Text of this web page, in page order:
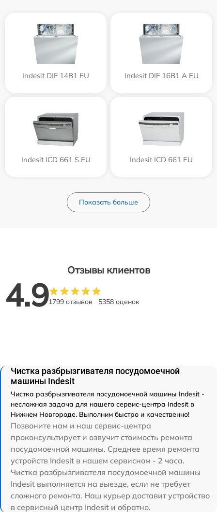
Indesit DIF 14B1 EU Indesit DIF 16B1 A EU
Indesit ICD 661 S EU Indesit ICD 661 EU
Показать больше
Отзывы клиентов
4.91799 отзывов 5358 оценок
Чистка разбрызгивателя посудомоечной
машины Indesit
Чистка разбрызгивателя посудомоечной машины Indesit -
несложная задача для нашего сервис-центра Indesit в
Нижнем Новгороде. Выполним быстро и качественно!
Позвоните нам и наш сервис-центра
проконсультирует и озвучит стоимость ремонта
посудомоечной машины. Среднее время ремонта
устройств Indesit в нашем сервисном - 2 часа.
Чистка разбрызгивателя посудомоечной машины
Indesit выполняется на выезде, если не требует
сложного ремонта. Наш курьер доставит устройство
в сервисный центр Indesit и обратно.